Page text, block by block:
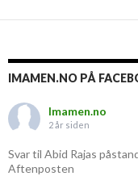
IMAMEN.NO PÅ
Imamen.no
2 år siden
Svar til Abid Rajas
Aftenposten